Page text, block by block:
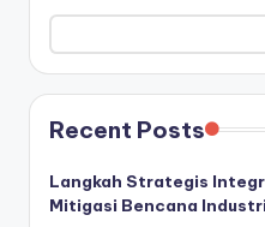
Recent Posts
Langkah Strategis
Mitigasi Bencana Industri